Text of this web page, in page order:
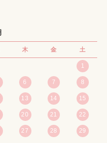
木 金 土
1
6 7 8
13 14 15
20 21 22
27 28 29